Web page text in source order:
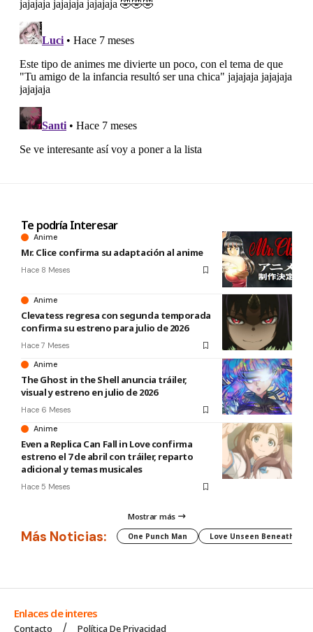
Te podría Interesar
Anime
Mr. Clice confirma su adaptación al anime
Hace 8 Meses
Anime
Clevatess regresa con segunda temporada
confirma su estreno para julio de 2026
Hace 7 Meses
Anime
The Ghost in the Shell anuncia tráiler,
visual y estreno en julio de 2026
Hace 6 Meses
Anime
Even a Replica Can Fall in Love confirma
estreno el 7 de abril con tráiler, reparto
adicional y temas musicales
Hace 5 Meses
Mostrar más
Más Noticias: One Punch Man Love Unseen Beneath the
Enlaces de interes
Contacto Política De Privacidad